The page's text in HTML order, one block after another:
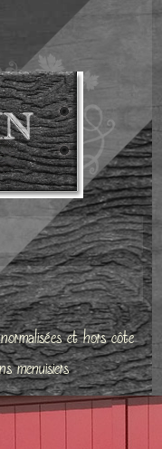
et hors côte
menuisiers